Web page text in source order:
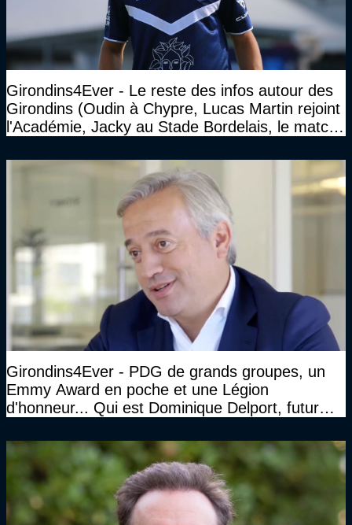
Girondins4Ever - Le reste des infos autour des
Girondins (Oudin à Chypre, Lucas Martin rejoint
l'Académie, Jacky au Stade Bordelais, le match
Girondins4Ever - PDG de grands groupes, un
Emmy Award en poche et une Légion
d'honneur... Qui est Dominique Delport, futur